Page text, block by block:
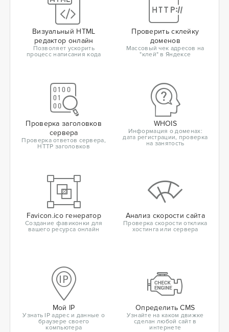
Визуальный HTML
редактор онлайн
Позволяет ускорить
процесс написания кода
Проверить склейку
доменов
Массовый чек адресов на
"клей" в Яндексе
Проверка заголовков
сервера
Проверка ответов сервера,
HTTP заголовков
WHOIS
Информация о доменах:
дата регистрации, проверка
на занятость
Favicon.ico генератор
Создание фавиконки для
вашего ресурса онлайн
Анализ скорости сайта
Проверка скорости отклика
хостинга или сервера
Мой IP
Узнать IP адрес и данные о
браузере своего
компьютера
Определить CMS
Узнайте на каком движке
сделан любой сайт в
интернете